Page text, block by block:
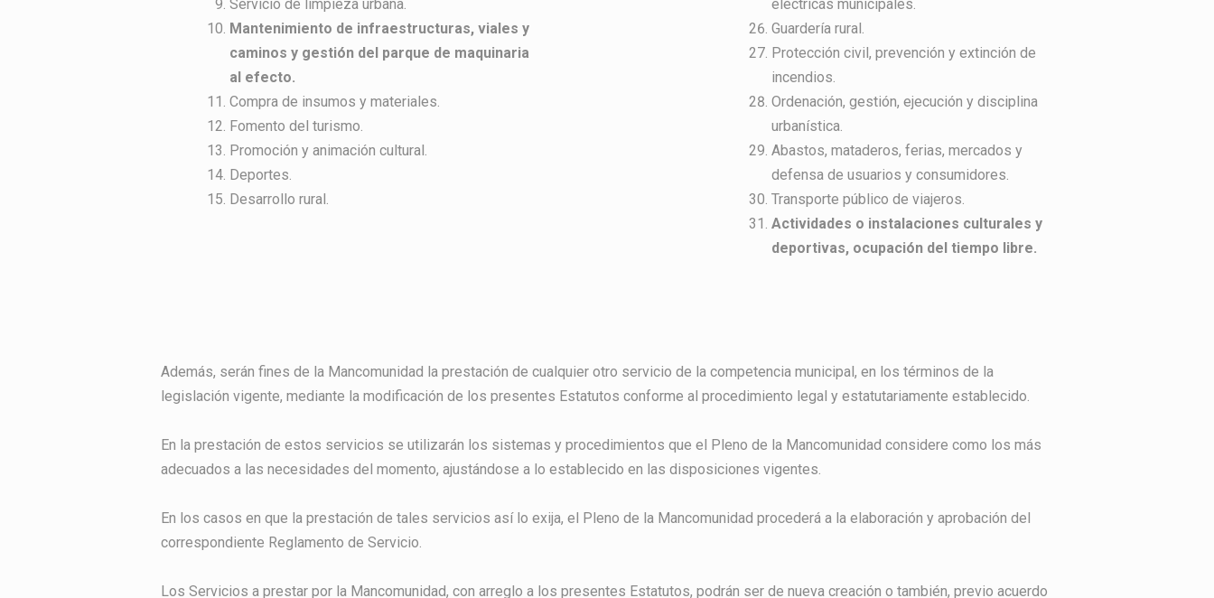
Servicio de limpieza urbana.
Mantenimiento de infraestructuras, viales y
caminos y gestión del parque de maquinaria
al efecto.
Compra de insumos y materiales.
Fomento del turismo.
Promoción y animación cultural.
Deportes.
Desarrollo rural.
eléctricas municipales.
Guardería rural.
Protección civil, prevención y extinción de
incendios.
Ordenación, gestión, ejecución y disciplina
urbanística.
Abastos, mataderos, ferias, mercados y
defensa de usuarios y consumidores.
Transporte público de viajeros.
Actividades o instalaciones culturales y
deportivas, ocupación del tiempo libre.
Además, serán fines de la Mancomunidad la prestación de cualquier otro servicio de la competencia municipal, en los términos de la
legislación vigente, mediante la modificación de los presentes Estatutos conforme al procedimiento legal y estatutariamente establecido.
En la prestación de estos servicios se utilizarán los sistemas y procedimientos que el Pleno de la Mancomunidad considere como los más
adecuados a las necesidades del momento, ajustándose a lo establecido en las disposiciones vigentes.
En los casos en que la prestación de tales servicios así lo exija, el Pleno de la Mancomunidad procederá a la elaboración y aprobación del
correspondiente Reglamento de Servicio.
Los Servicios a prestar por la Mancomunidad, con arreglo a los presentes Estatutos, podrán ser de nueva creación o también, previo acuerdo